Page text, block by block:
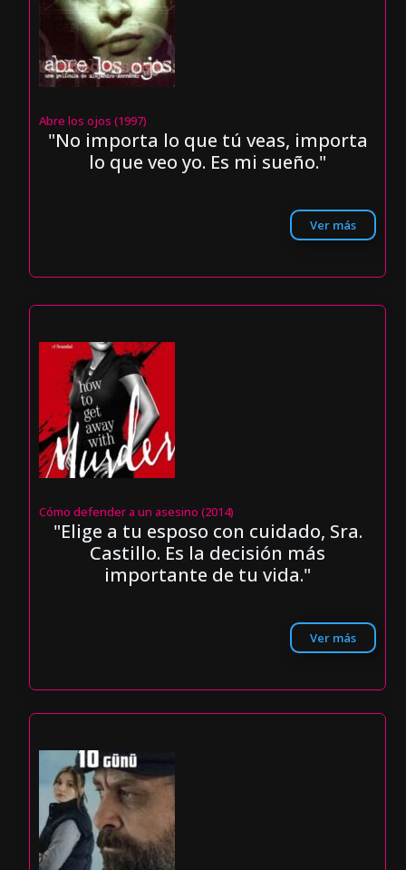
Abre los ojos (1997)
"No importa lo que tú veas, importa
lo que veo yo. Es mi sueño."
Ver más
Cómo defender a un asesino (2014)
"Elige a tu esposo con cuidado, Sra.
Castillo. Es la decisión más
importante de tu vida."
Ver más